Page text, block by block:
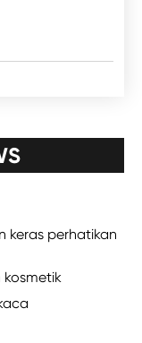
keras perhatikan